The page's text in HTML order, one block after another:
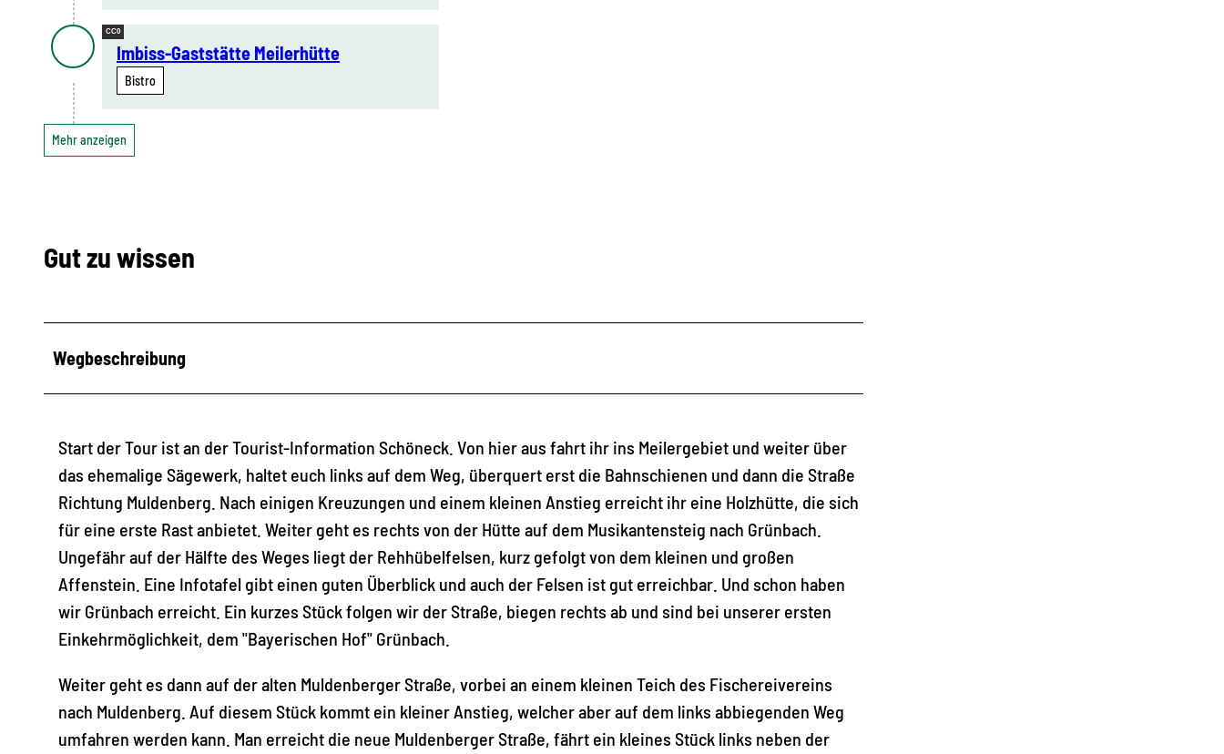
CC0
Imbiss-Gaststätte Meilerhütte
Bistro
Mehr anzeigen
Gut zu wissen
Wegbeschreibung
Start der Tour ist an der Tourist-Information Schöneck. Von hier aus fahrt ihr ins Meilergebiet und weiter über
das ehemalige Sägewerk, haltet euch links auf dem Weg, überquert erst die Bahnschienen und dann die Straße
Richtung Muldenberg. Nach einigen Kreuzungen und einem kleinen Anstieg erreicht ihr eine Holzhütte, die sich
für eine erste Rast anbietet. Weiter geht es rechts von der Hütte auf dem Musikantensteig nach Grünbach.
Ungefähr auf der Hälfte des Weges liegt der Rehhübelfelsen, kurz gefolgt von dem kleinen und großen
Affenstein. Eine Infotafel gibt einen guten Überblick und auch der Felsen ist gut erreichbar. Und schon haben
wir Grünbach erreicht. Ein kurzes Stück folgen wir der Straße, biegen rechts ab und sind bei unserer ersten
Einkehrmöglichkeit, dem "Bayerischen Hof" Grünbach.
Weiter geht es dann auf der alten Muldenberger Straße, vorbei an einem kleinen Teich des Fischereivereins
nach Muldenberg. Auf diesem Stück kommt ein kleiner Anstieg, welcher aber auf dem links abbiegenden Weg
umfahren werden kann. Man erreicht die neue Muldenberger Straße, fährt ein kleines Stück links neben der